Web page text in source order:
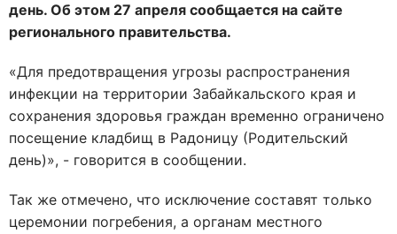
день. Об этом 27 апреля сообщается на сайте
регионального правительства.
«Для предотвращения угрозы распространения
инфекции на территории Забайкальского края и
сохранения здоровья граждан временно ограничено
посещение кладбищ в Радоницу (Родительский
день)», - говорится в сообщении.
Так же отмечено, что исключение составят только
церемонии погребения, а органам местного